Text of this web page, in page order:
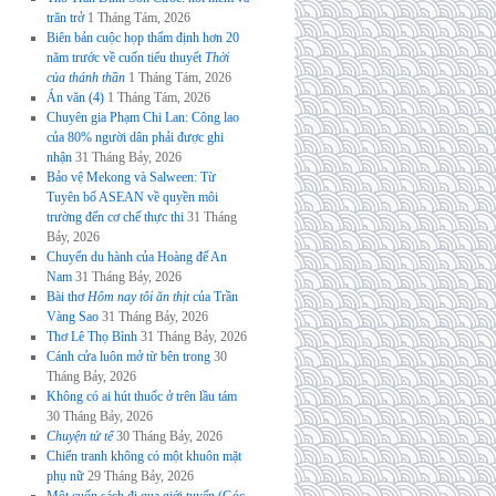
trăn trở 1 Tháng Tám, 2026
Biên bản cuộc họp thẩm định hơn 20
năm trước về cuốn tiểu thuyếtThời
của thánh thần 1 Tháng Tám, 2026
Án văn (4) 1 Tháng Tám, 2026
Chuyên gia Phạm Chi Lan: Công lao
của 80% người dân phải được ghi
nhận 31 Tháng Bảy, 2026
Bảo vệ Mekong và Salween: Từ
Tuyên bố ASEAN về quyền môi
trường đến cơ chế thực thi 31 Tháng
Bảy, 2026
Chuyến du hành của Hoàng đế An
Nam 31 Tháng Bảy, 2026
Bài thơHôm nay tôi ăn thịtcủa Trần
Vàng Sao 31 Tháng Bảy, 2026
Thơ Lê Thọ Bình 31 Tháng Bảy, 2026
Cánh cửa luôn mở từ bên trong 30
Tháng Bảy, 2026
Không có ai hút thuốc ở trên lầu tám
30 Tháng Bảy, 2026
Chuyện tử tế 30 Tháng Bảy, 2026
Chiến tranh không có một khuôn mặt
phụ nữ 29 Tháng Bảy, 2026